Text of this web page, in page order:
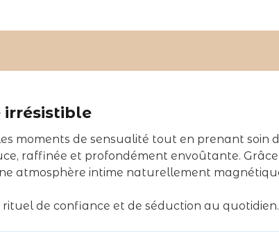
irrésistible
moments de sensualité tout en prenant soin
raffinée et profondément envoûtante. Grâce
atmosphère intime naturellement
de confiance et de séduction au quotidien.